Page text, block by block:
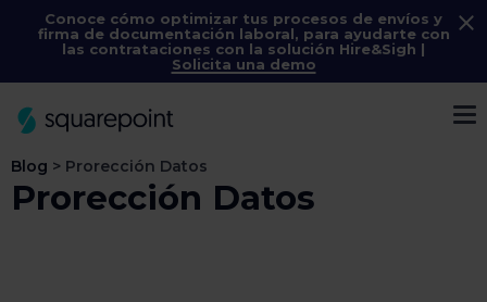
Conoce cómo optimizar tus procesos de envíos y
firma de documentación laboral, para ayudarte con
las contrataciones con la solución Hire&Sigh |
Solicita una demo
Blog > Prorección Datos
Prorección Datos